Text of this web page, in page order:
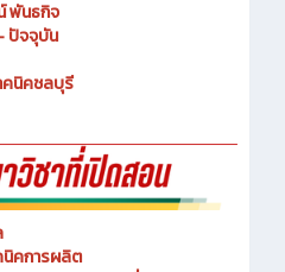
พันธกิจ
ปัจจุบัน
คนิคชลบุรี
นิคการผลิต